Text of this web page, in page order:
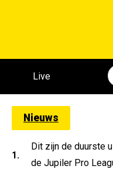
Live
Nieuws
1.
Dit zijn de duurste
de Jupiler Pro